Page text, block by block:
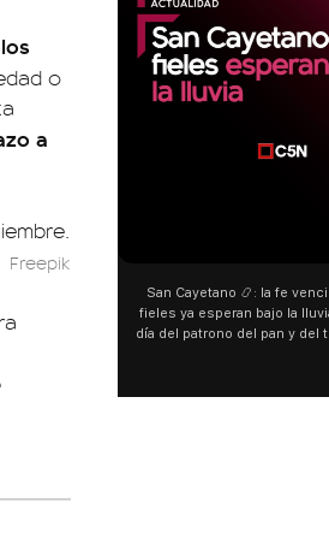
o
a
Freepik
📿: la fe venció al agua y los
esperan bajo la lluvia ➡️ A horas del
del pan y del trabajo, miles de
en Liniers para agradecer
"Te